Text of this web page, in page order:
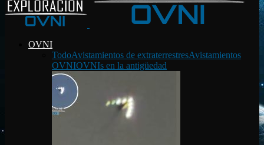
OVNI
TodoAvistamientos de extraterrestresAvistamientos
OVNIOVNIs en la antigüedad